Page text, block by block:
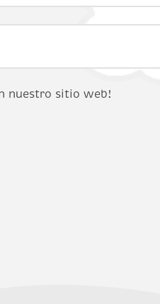
nuestro sitio web!